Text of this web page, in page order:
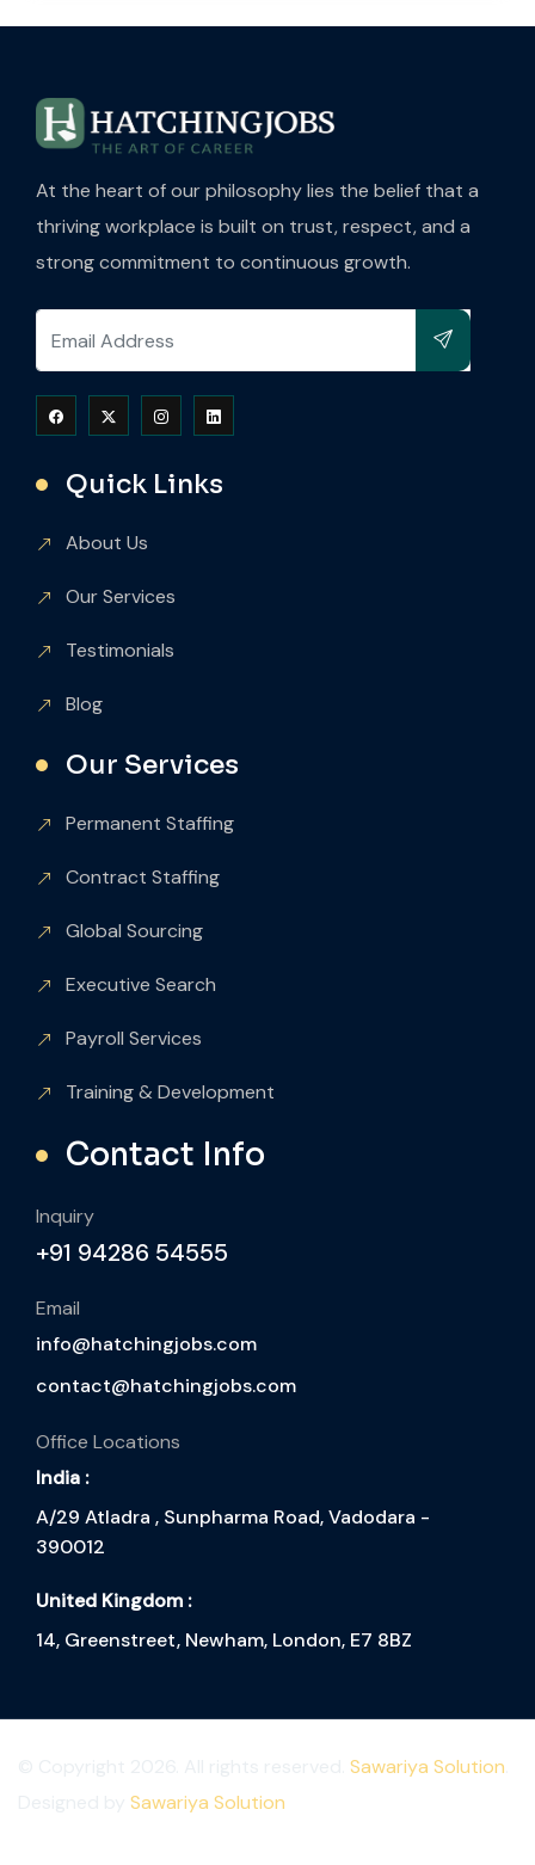
At the heart of our philosophy lies the belief that a
thriving workplace is built on trust, respect, and a
strong commitment to continuous growth.
Quick Links
About Us
Our Services
Testimonials
Blog
Our Services
Permanent Staffing
Contract Staffing
Global Sourcing
Executive Search
Payroll Services
Training & Development
Contact Info
Inquiry
+91 94286 54555
Email
info@hatchingjobs.com
contact@hatchingjobs.com
Office Locations
India :
A/29 Atladra , Sunpharma Road, Vadodara -
390012
United Kingdom :
14, Greenstreet, Newham, London, E7 8BZ
Sawariya Solution
Sawariya Solution